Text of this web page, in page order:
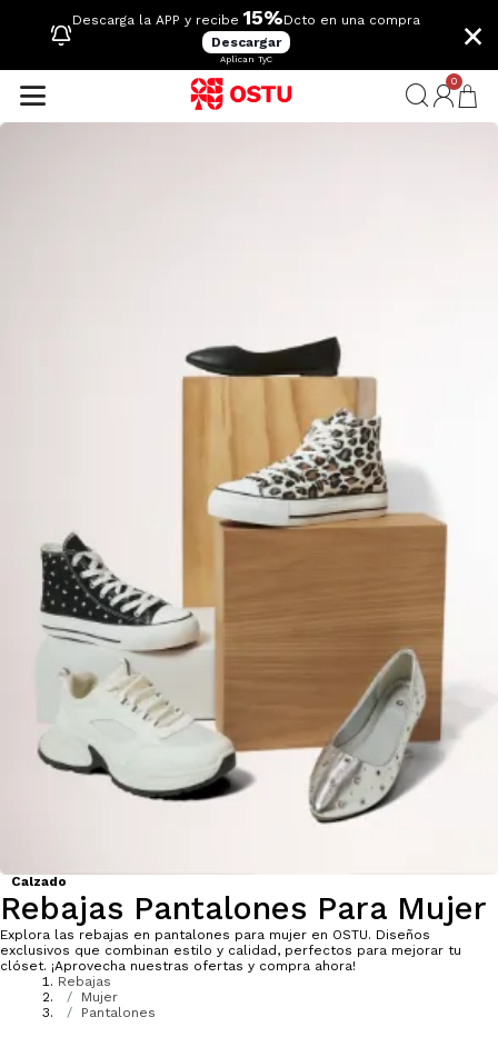
Descarga la APP y recibe 15%Dcto en una compra
Descargar
Aplican TyC
×
0
Calzado
Rebajas Pantalones Para Mujer
Explora las rebajas en pantalones para mujer en OSTU. Diseños
exclusivos que combinan estilo y calidad, perfectos para mejorar tu
clóset. ¡Aprovecha nuestras ofertas y compra ahora!
Rebajas
Mujer
Pantalones